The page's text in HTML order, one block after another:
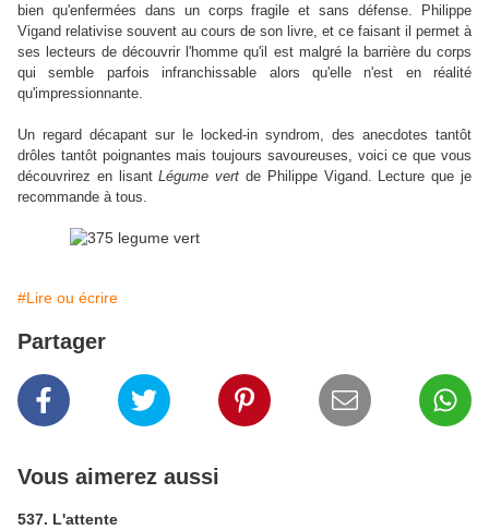
bien qu'enfermées dans un corps fragile et sans défense. Philippe
Vigand relativise souvent au cours de son livre, et ce faisant il permet à
ses lecteurs de découvrir l'homme qu'il est malgré la barrière du corps
qui semble parfois infranchissable alors qu'elle n'est en réalité
qu'impressionnante.
Un regard décapant sur le locked-in syndrom, des anecdotes tantôt
drôles tantôt poignantes mais toujours savoureuses, voici ce que vous
découvrirez en lisantLégume vert de Philippe Vigand. Lecture que je
recommande à tous.
#Lire ou écrire
Partager
Vous aimerez aussi
537. L'attente